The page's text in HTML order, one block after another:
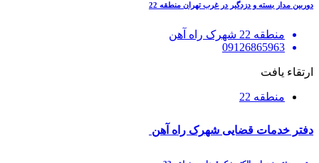
دوربین مدار بسته و دزدگیر در غرب تهران منطقه 22
منطقه 22 شهرک راه آهن
09126865963
ارتقاء یافت
منطقه 22
دفتر خدمات قضایی شهرک راه آهن